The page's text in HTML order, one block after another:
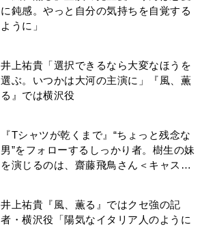
に鈍感。やっと自分の気持ちを自覚する
ように」
井上祐貴「選択できるなら大変なほうを
選ぶ。いつかは大河の主演に」『風、薫
る』では横沢役
『Tシャツが乾くまで』“ちょっと残念な
男”をフォローするしっかり者。樹生の妹
を演じるのは、齋藤飛鳥さん＜キャスト
井上祐貴『風、薫る』ではクセ強の記
者・横沢役「陽気なイタリア人のように